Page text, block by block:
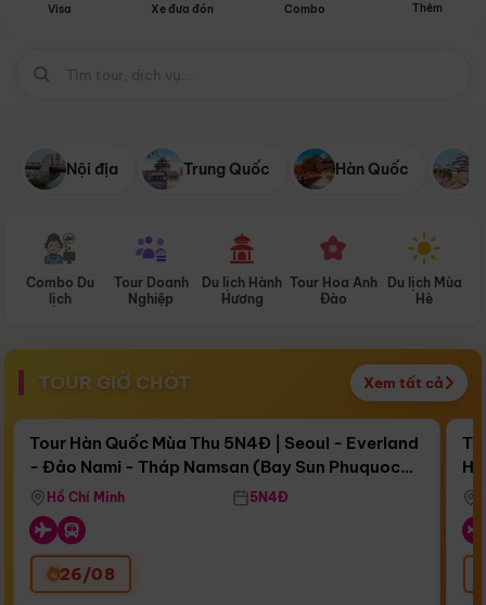
Visa Xe đưa đón Combo Thêm
Nội địa Trung Quốc Hàn Quốc
Combo Du
lịch
Tour Doanh
Nghiệp
Du lịch Hành
Hương
Tour Hoa Anh
Đào
Du lịch Mùa
Hè
TOUR GIỜ CHÓT Xem tất cả
Còn15 ngày 04:37:17
Bay Sun Phuquoc Airways
Điểm nổi bật
Tour Hàn Quốc Mùa Thu 5N4Đ | Seoul - Everland
- Đảo Nami - Tháp Namsan (Bay Sun Phuquoc
Airways)
Hồ Chí Minh 5N4Đ
26/08